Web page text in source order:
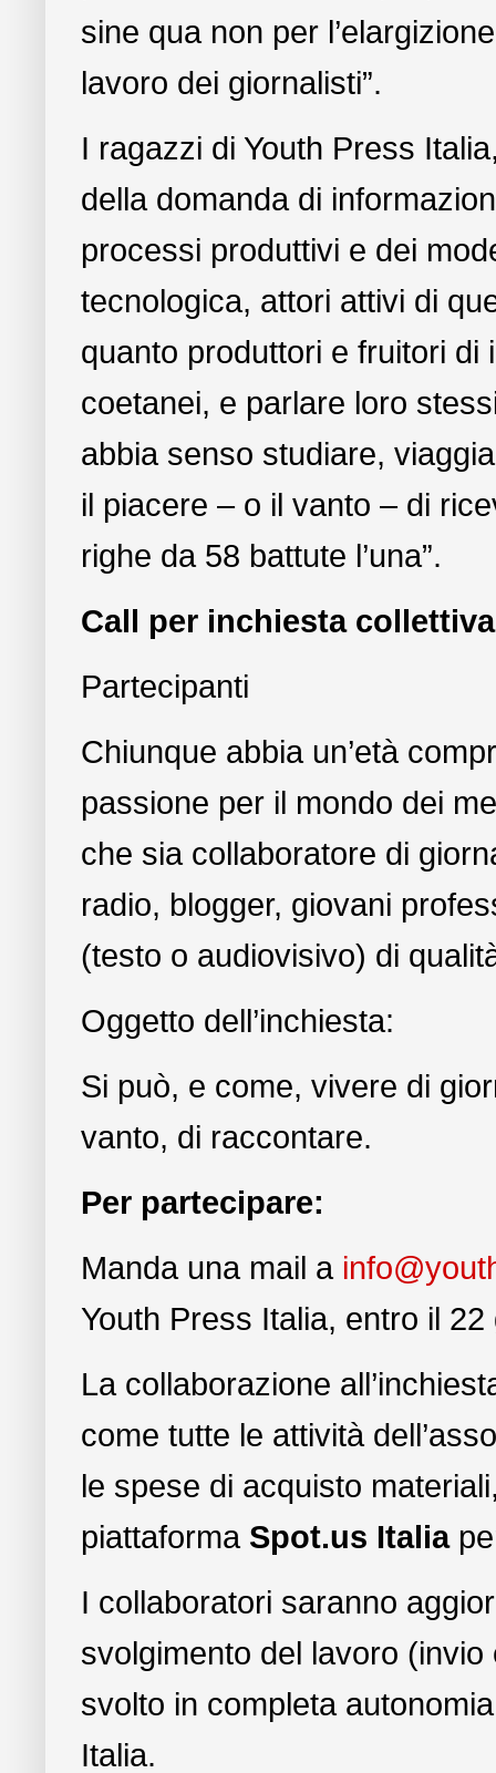
sine qua non per
lavoro dei giornalisti”.
I ragazzi di Youth Press
della domanda di
processi produttivi e dei
tecnologica, attori attivi di
quanto produttori e fruitori
coetanei, e parlare loro
abbia senso studiare,
il piacere – o il vanto – di
righe da 58 battute l’una”.
Call per inchiesta collettiva
Partecipanti
Chiunque abbia un’età
passione per il mondo dei
che sia collaboratore di
radio, blogger, giovani
(testo o audiovisivo) di
Oggetto dell’inchiesta:
Si può, e come, vivere di
vanto, di raccontare.
Per partecipare:
Manda una mail a
Youth Press Italia, entro il
La collaborazione
come tutte le attività
le spese di acquisto
piattaforma Spot.us Italia
I collaboratori saranno
svolgimento del lavoro
svolto in completa
Italia.